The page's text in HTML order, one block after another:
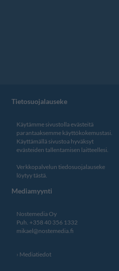
Tietosuojalauseke
Käytämme sivustolla evästeitä
parantaaksemme käyttökokemustasi.
Käyttämällä sivustoa hyväksyt
evästeiden tallentamisen laitteellesi.
Verkkopalvelun tiedosuojalauseke
löytyy tästä.
Mediamyynti
Nostemedia Oy
Puh. +358 40 356 1332
mikael@nostemedia.fi
Mediatiedot